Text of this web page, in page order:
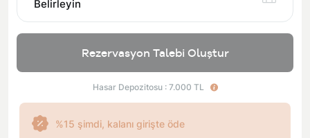
Belirleyin
Rezervasyon Talebi Oluştur
Hasar Depozitosu : 7.000 TL
%15 şimdi, kalanı girişte öde